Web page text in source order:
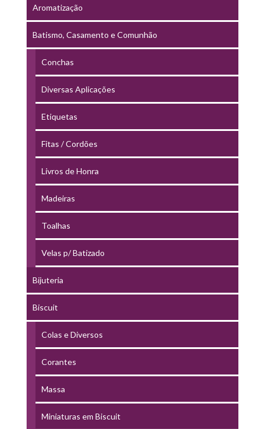
Aromatização
Batismo, Casamento e Comunhão
Conchas
Diversas Aplicações
Etiquetas
Fitas / Cordões
Livros de Honra
Madeiras
Toalhas
Velas p/ Batizado
Bijuteria
Biscuit
Colas e Diversos
Corantes
Massa
Miniaturas em Biscuit